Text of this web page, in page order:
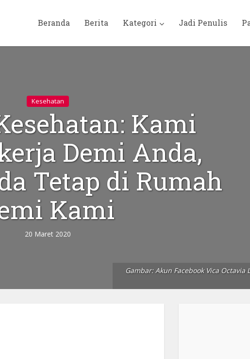
Beranda Berita Kategori Jadi Penulis
Kesehatan
Kami
Demi Anda,
Tetap di Rumah
Kami
20 Maret 2020
Gambar: Akun Facebook Vica